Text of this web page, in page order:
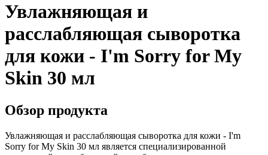
Увлажняющая и
расслабляющая сыворотка
для кожи - I'm Sorry for My
Skin 30 мл
Обзор продукта
Увлажняющая и расслабляющая сыворотка для кожи - I'm
Sorry for My Skin 30 мл является специализированной